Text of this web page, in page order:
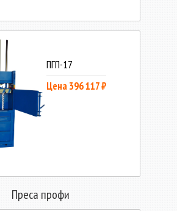
ПГП-17
Цена 396 117 ₽
Преса профи